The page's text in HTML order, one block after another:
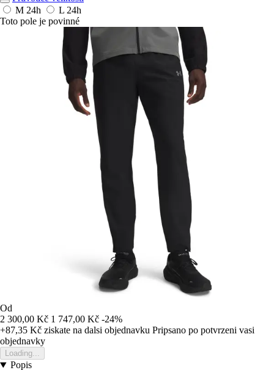
M 24h L 24h
Toto pole je povinné
Od
2 300,00 Kč 1 747,00 Kč -24%
+87,35 Kč ziskate na dalsi objednavku Pripsano po potvrzeni vasi
objednavky
Loading...
Popis